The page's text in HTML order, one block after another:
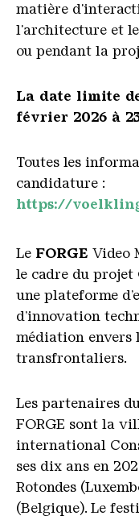
matière
l'architecture et
ou pendant la
La date limite
février 2026 à
Toutes les
candidature :
https://
Le FORGE Video
le cadre du projet
une plateforme
d’innovation
médiation envers
transfrontaliers.
Les partenaires
FORGE sont la
international
ses dix ans en
Rotondes
(Belgique). Le